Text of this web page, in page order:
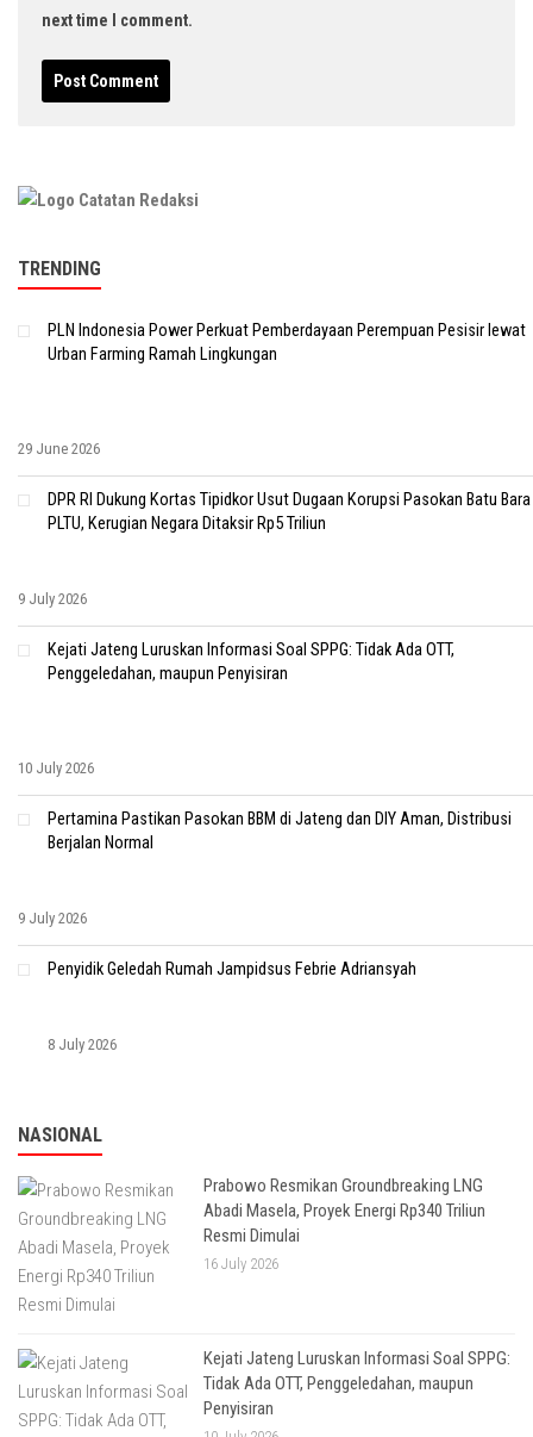
next time I comment.
TRENDING
PLN Indonesia Power Perkuat Pemberdayaan Perempuan Pesisir lewat
Urban Farming Ramah Lingkungan
29 June 2026
DPR RI Dukung Kortas Tipidkor Usut Dugaan Korupsi Pasokan Batu Bara
PLTU, Kerugian Negara Ditaksir Rp5 Triliun
9 July 2026
Kejati Jateng Luruskan Informasi Soal SPPG: Tidak Ada OTT,
Penggeledahan, maupun Penyisiran
10 July 2026
Pertamina Pastikan Pasokan BBM di Jateng dan DIY Aman, Distribusi
Berjalan Normal
9 July 2026
Penyidik Geledah Rumah Jampidsus Febrie Adriansyah
8 July 2026
NASIONAL
Prabowo Resmikan Groundbreaking LNG
Abadi Masela, Proyek Energi Rp340 Triliun
Resmi Dimulai
16 July 2026
Kejati Jateng Luruskan Informasi Soal SPPG:
Tidak Ada OTT, Penggeledahan, maupun
Penyisiran